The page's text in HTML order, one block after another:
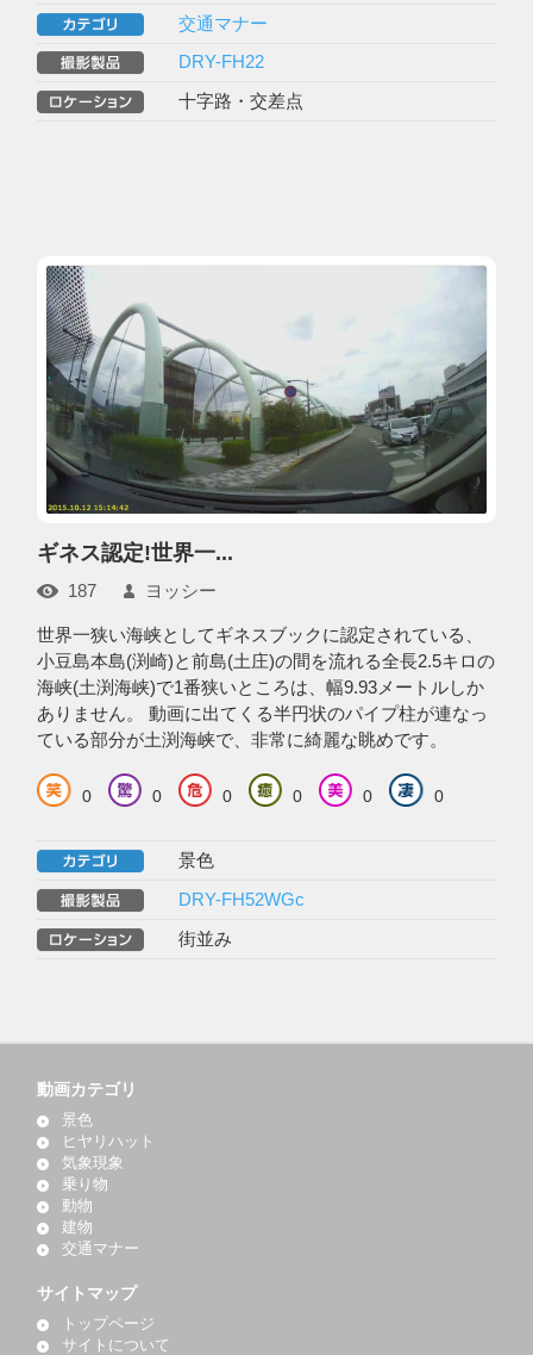
交通マナー
DRY-FH22
十字路・交差点
ギネス認定!世界一...
187 ヨッシー
世界一狭い海峡としてギネスブックに認定されている、
小豆島本島(渕崎)と前島(土庄)の間を流れる全長2.5キロの
海峡(土渕海峡)で1番狭いところは、幅9.93メートルしか
ありません。 動画に出てくる半円状のパイプ柱が連なっ
ている部分が土渕海峡で、非常に綺麗な眺めです。
0 0 0 0 0 0
景色
DRY-FH52WGc
街並み
動画カテゴリ
景色
ヒヤリハット
気象現象
乗り物
動物
建物
交通マナー
サイトマップ
トップページ
サイトについて